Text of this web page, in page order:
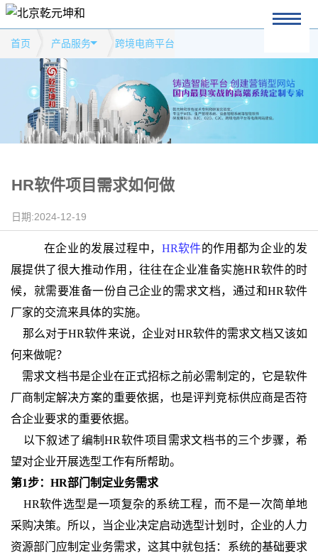
首页 产品服务 跨境电商平台
HR软件项目需求如何做
日期:2024-12-19
在企业的发展过程中，HR软件的作用都为企业的发
展提供了很大推动作用，往往在企业准备实施HR软件的时
候，就需要准备一份自己企业的需求文档，通过和HR软件
厂家的交流来具体的实施。
那么对于HR软件来说，企业对HR软件的需求文档又该如
何来做呢？
需求文档书是企业在正式招标之前必需制定的，它是软件
厂商制定解决方案的重要依据，也是评判竞标供应商是否符
合企业要求的重要依据。
以下叙述了编制HR软件项目需求文档书的三个步骤，希
望对企业开展选型工作有所帮助。
第1步：HR部门制定业务需求
HR软件选型是一项复杂的系统工程，而不是一次简单地
采购决策。所以，当企业决定启动选型计划时，企业的人力
资源部门应制定业务需求，这其中就包括：系统的基础要求